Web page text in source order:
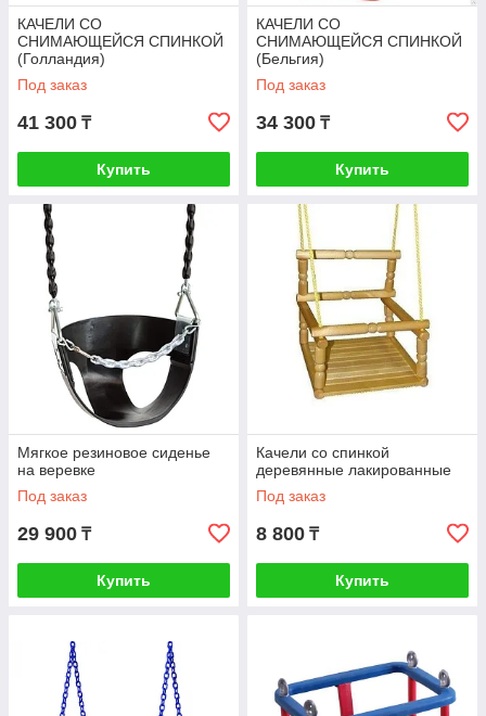
КАЧЕЛИ СО
СНИМАЮЩЕЙСЯ СПИНКОЙ
(Голландия)
Под заказ
41 300 ₸
Купить
КАЧЕЛИ СО
СНИМАЮЩЕЙСЯ СПИНКОЙ
(Бельгия)
Под заказ
34 300 ₸
Купить
Мягкое резиновое сиденье
на веревке
Под заказ
29 900 ₸
Купить
Качели со спинкой
деревянные лакированные
Под заказ
8 800 ₸
Купить